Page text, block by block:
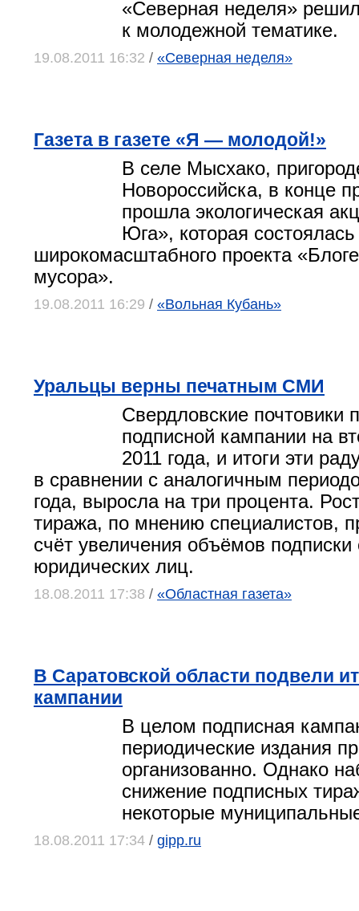
«Северная неделя»
к молодежной тематике.
19.08.2011 16:32 / «Северная неделя»
Газета в газете «Я — молодой!»
В селе Мысхако,
Новороссийска, в конце
прошла экологическая
Юга», которая
широкомасштабного проекта
мусора».
19.08.2011 16:29 / «Вольная Кубань»
Уральцы верны печатным СМИ
Свердловские почтовики
подписной кампании на
2011 года, и итоги эти
в сравнении с аналогичным
года, выросла на три процента.
тиража, по мнению специалистов,
счёт увеличения объёмов подписки
юридических лиц.
18.08.2011 17:38 / «Областная газета»
В Саратовской области подвели
кампании
В целом подписная
периодические издания
организованно. Однако
снижение подписных
некоторые
18.08.2011 17:34 / gipp.ru